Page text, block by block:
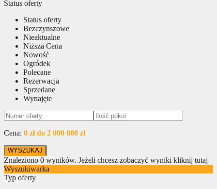
Status oferty
Status oferty
Bezczynszowe
Nieaktualne
Niższa Cena
Nowość
Ogródek
Polecane
Rezerwacja
Sprzedane
Wynajęte
Cena: 0 zł do 2 000 000 zł
Znaleziono 0 wyników. Jeżeli chcesz zobaczyć wyniki kliknij tutaj
Wyszukiwarka
Typ oferty